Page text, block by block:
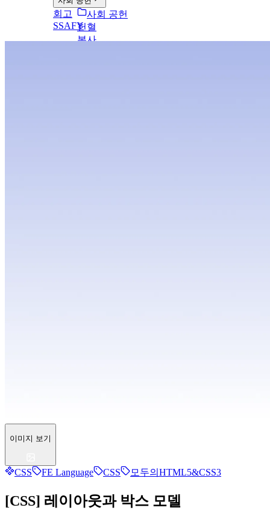
사회 공헌
헌혈
봉사
회고
SSAFY
이미지 보기
CSS FE Language CSS 모두의HTML5&CSS3
[CSS] 레이아웃과 박스 모델